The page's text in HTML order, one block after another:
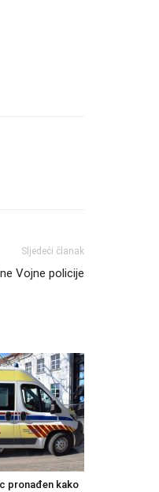
Sljedeći članak
Vojne policije
pronađen kako